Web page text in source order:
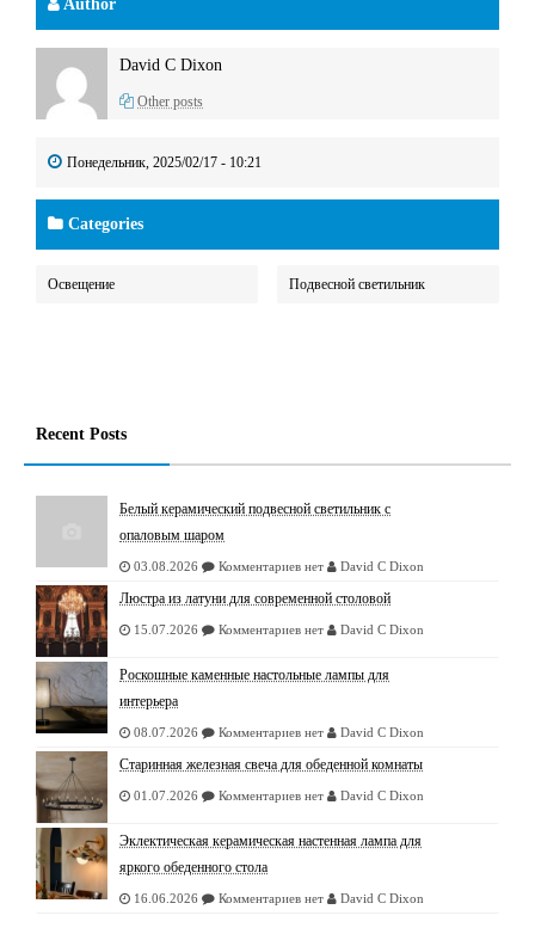
Author
David C Dixon
Other posts
Понедельник, 2025/02/17 - 10:21
Categories
Освещение Подвесной светильник
Recent Posts
Белый керамический подвесной светильник с
опаловым шаром
03.08.2026 Комментариев нет David C Dixon
Люстрa из латуни для современной столовой
15.07.2026 Комментариев нет David C Dixon
Роскошные каменные настольные лампы для
интерьера
08.07.2026 Комментариев нет David C Dixon
Старинная железная свеча для обеденной комнаты
01.07.2026 Комментариев нет David C Dixon
Эклектическая керамическая настенная лампа для
яркого обеденного стола
16.06.2026 Комментариев нет David C Dixon